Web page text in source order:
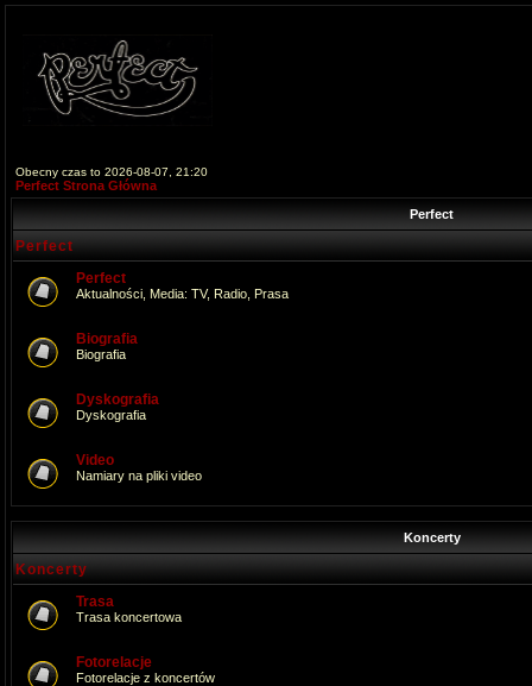
Obecny czas to 2026-08-07, 21:20
Perfect Strona Główna
Perfect
Perfect
Perfect
Aktualności, Media: TV, Radio, Prasa
Biografia
Biografia
Dyskografia
Dyskografia
Video
Namiary na pliki video
Koncerty
Koncerty
Trasa
Trasa koncertowa
Fotorelacje
Fotorelacje z koncertów